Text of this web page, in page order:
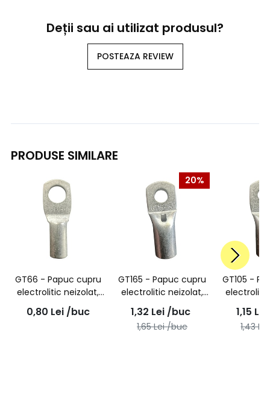
Deții sau ai utilizat produsul?
POSTEAZA REVIEW
PRODUSE SIMILARE
GT66 - Papuc cupru
electrolitic neizolat,
cu gaura surub M6,
pentru fir de 6mmp
0,80 Lei /buc
20%
GT165 - Papuc cupru
electrolitic neizolat,
cu gaura surub M5,
pentru fir de 16mmp
1,32 Lei /buc
1,65Lei /buc
GT105 -
pentru fir
1,15 Lei
1,43Lei